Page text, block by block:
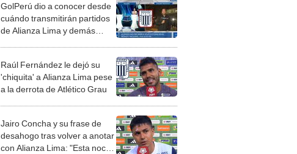
GolPerú dio a conocer desde
cuándo transmitirán partidos
de Alianza Lima y demás
Raúl Fernández le dejó su
'chiquita' a Alianza Lima pese
a la derrota de Atlético Grau
Jairo Concha y su frase de
desahogo tras volver a anotar
con Alianza Lima: "Esta noche